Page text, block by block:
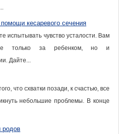
кесаревого сечения
испытывать чувство усталости. Вам
не только за ребенком, но и
Дайте...
что схватки позади, к счастью, все
небольшие проблемы. В конце
родов